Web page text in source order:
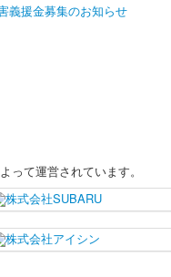
義援金募集のお知らせ
って運営されています。